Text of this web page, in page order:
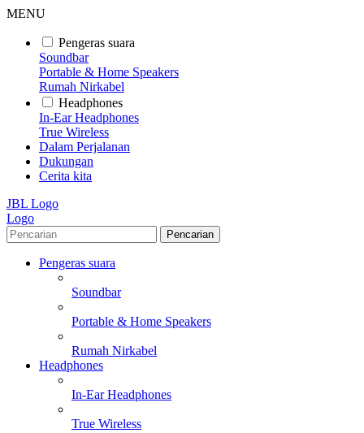
MENU
Pengeras suara
Soundbar
Portable & Home Speakers
Rumah Nirkabel
Headphones
In-Ear Headphones
True Wireless
Dalam Perjalanan
Dukungan
Cerita kita
JBL Logo
Logo
Pencarian
Pengeras suara
Soundbar
Portable & Home Speakers
Rumah Nirkabel
Headphones
In-Ear Headphones
True Wireless